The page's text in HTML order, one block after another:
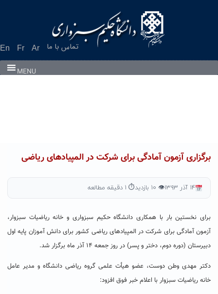
En Fr Ar تماس با ما
MENU
برگزاری آزمون آمادگی برای شرکت در المپیادهای ریاضی
۱۴ آذر ۱۳۹۳ 👁 ۱۰ بازدید ⏱ ۱ دقیقه مطالعه
برای نخستین بار با همکاری دانشگاه حکیم سبزواری و خانه ریاضیات سبزوار،
آزمون آمادگی برای شرکت در المپیادهای ریاضی کشور برای دانش آموزان پایه اول
دبیرستان (دوره دوم، دختر و پسر) در روز جمعه ۱۴ آذر ماه برگزار شد.
دکتر مهدی وطن دوست، عضو هیأت علمی گروه ریاضی دانشگاه و مدیر عامل
خانه ریاضیات سبزوار با اعلام خبر فوق افزود: